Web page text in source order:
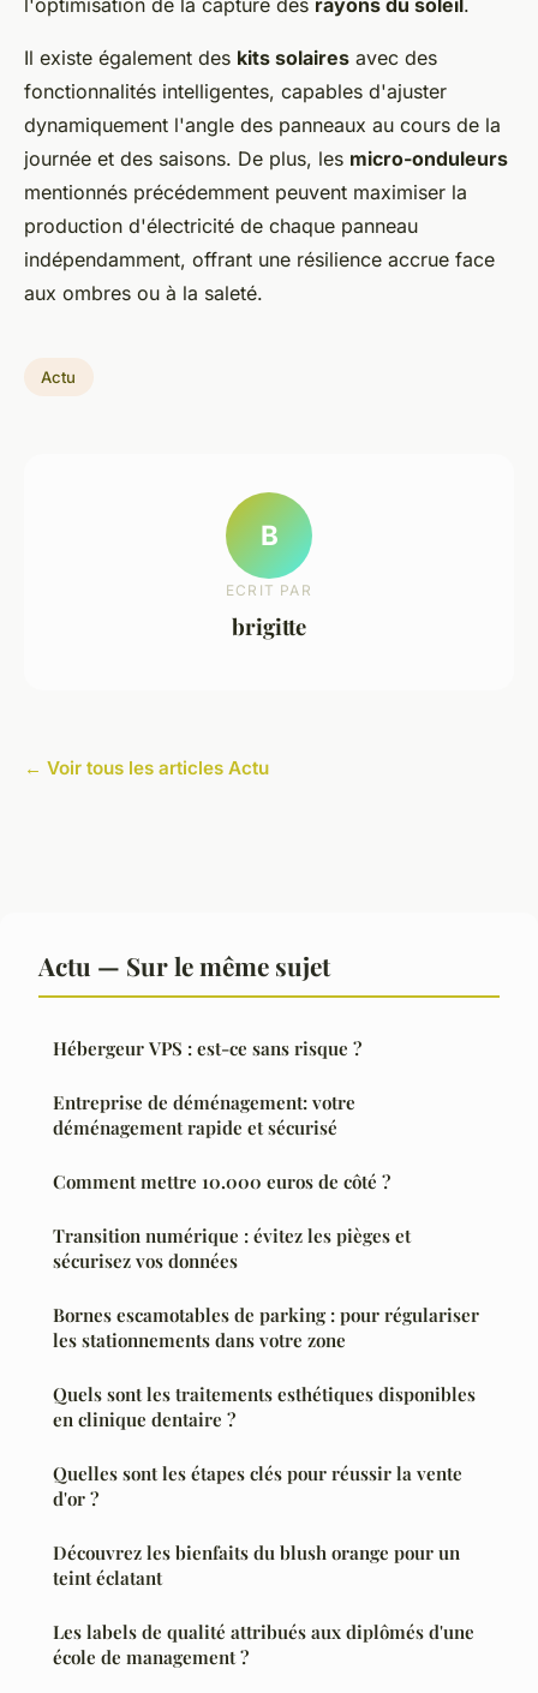
l'optimisation de la capture des rayons du soleil .
Il existe également des kits solaires avec des
fonctionnalités intelligentes, capables d'ajuster
dynamiquement l'angle des panneaux au cours de la
journée et des saisons. De plus, les micro-onduleurs
mentionnés précédemment peuvent maximiser la
production d'électricité de chaque panneau
indépendamment, offrant une résilience accrue face
aux ombres ou à la saleté.
Actu
B
ECRIT PAR
brigitte
← Voir tous les articles Actu
Actu — Sur le même sujet
Hébergeur VPS : est-ce sans risque ?
Entreprise de déménagement: votre
déménagement rapide et sécurisé
Comment mettre 10.000 euros de côté ?
Transition numérique : évitez les pièges et
sécurisez vos données
Bornes escamotables de parking : pour régulariser
les stationnements dans votre zone
Quels sont les traitements esthétiques disponibles
en clinique dentaire ?
Quelles sont les étapes clés pour réussir la vente
d'or ?
Découvrez les bienfaits du blush orange pour un
teint éclatant
Les labels de qualité attribués aux diplômés d'une
école de management ?